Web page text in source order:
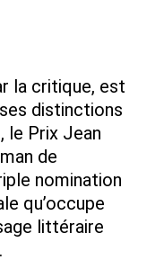
la critique, est
distinctions
le Prix Jean
de
nomination
qu’occupe
littéraire